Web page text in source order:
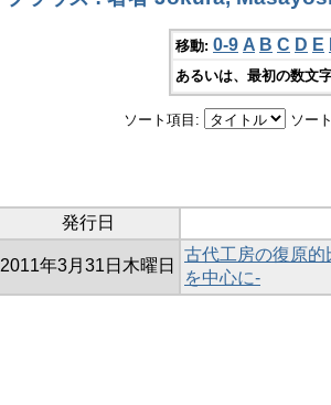
移動: 0-9 A B C D E
あるいは、最初の数文
ソート項目: ソー
発行日
2011年3月31日木曜日
古代工房の復原
を中心に-